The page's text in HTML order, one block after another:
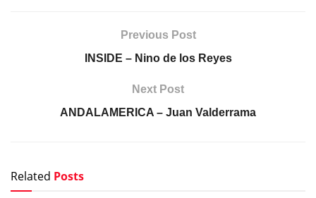
Previous Post
INSIDE – Nino de los Reyes
Next Post
ANDALAMERICA – Juan Valderrama
Related Posts